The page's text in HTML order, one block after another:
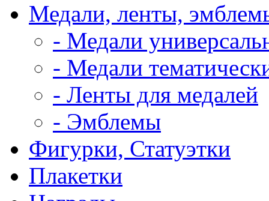
Медали, ленты,
- Медали
- Медали
- Ленты для медалей
- Эмблемы
Фигурки, Статуэтки
Плакетки